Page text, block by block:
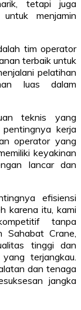
tetapi juga
menjamin
tim operator
terbaik untuk
pelatihan
luas dalam
teknis yang
kerja
operator yang
keyakinan
lancar dan
efisiensi
karena itu, kami
tanpa
Sahabat Crane,
tinggi dan
terjangkau.
dan tenaga
jangka